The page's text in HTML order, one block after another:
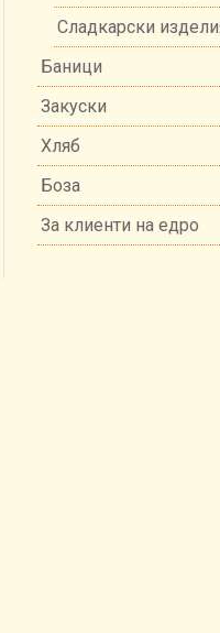
Сладкарски
Баници
Закуски
Хляб
Боза
За клиенти на едро